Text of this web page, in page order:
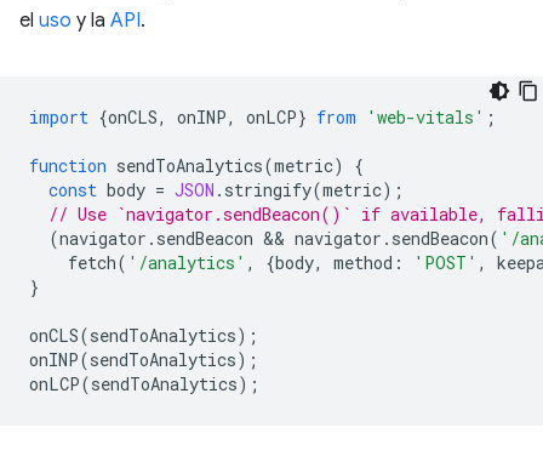
el uso y la API.
import {onCLS, onINP, onLCP} from 'web-vitals' ;
function sendToAnalytics(metric)
{
const body = JSON . stringify(metric);
// Use `navigator.sendBeacon()` if available,
(navigator . sendBeacon && navigator . sendBeacon( '/
fetch( '/analytics' , {body, method : 'POST' ,
}
onCLS(sendToAnalytics);
onINP(sendToAnalytics);
onLCP(sendToAnalytics);